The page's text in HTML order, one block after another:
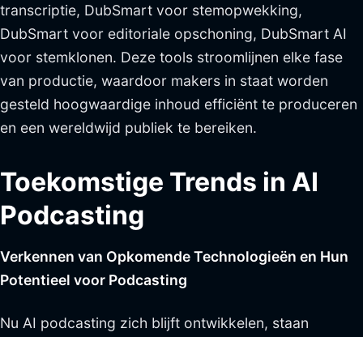
transcriptie, DubSmart voor stemopwekking,
DubSmart voor editoriale opschoning, DubSmart AI
voor stemklonen. Deze tools stroomlijnen elke fase
van productie, waardoor makers in staat worden
gesteld hoogwaardige inhoud efficiënt te produceren
en een wereldwijd publiek te bereiken.
Toekomstige Trends in AI
Podcasting
Verkennen van Opkomende Technologieën en Hun
Potentieel voor Podcasting
Nu AI podcasting zich blijft ontwikkelen, staan